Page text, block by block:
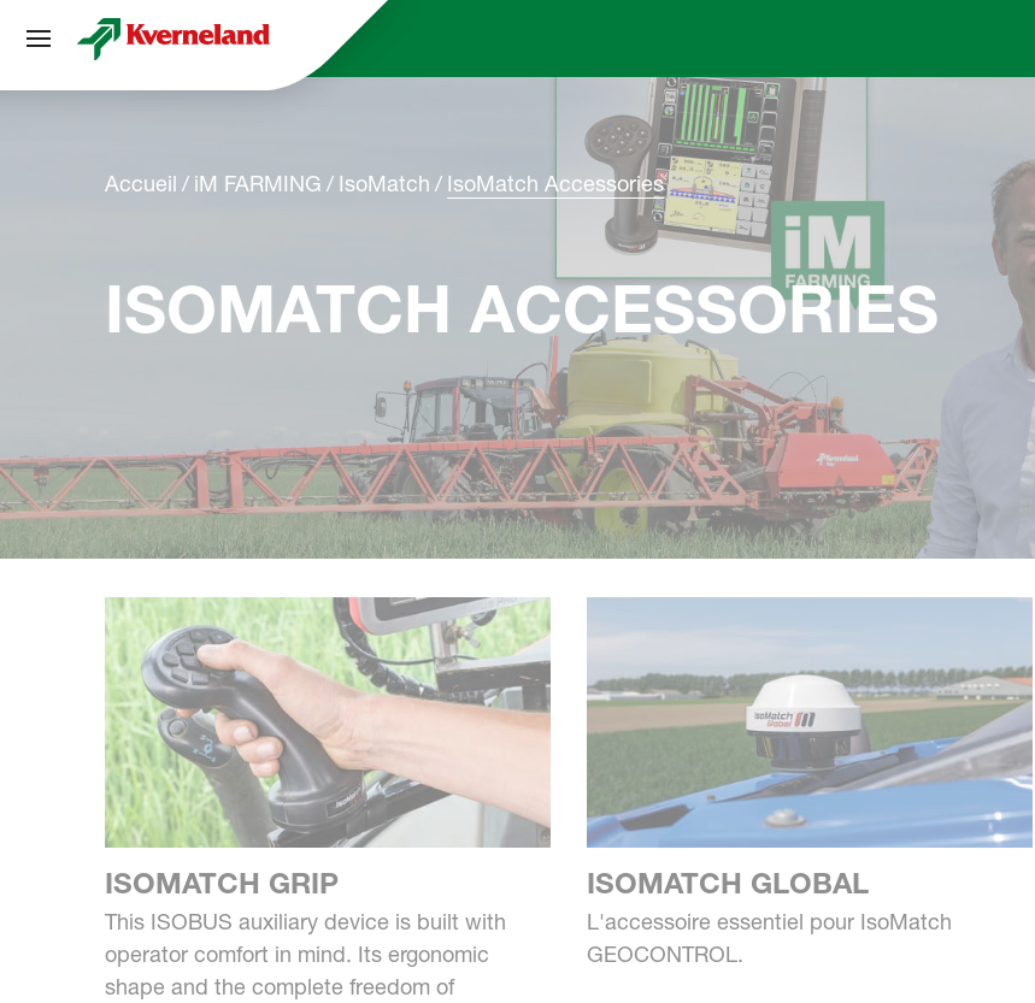
Accueil iM FARMING IsoMatch IsoMatch Accessories
ISOMATCH ACCESSORIES
ISOMATCH GRIP
This ISOBUS auxiliary device is built with
operator comfort in mind. Its ergonomic
shape and the complete freedom of
ISOMATCH GLOBAL
L'accessoire essentiel pour IsoMatch
GEOCONTROL.
Panneau de gestion des cookies